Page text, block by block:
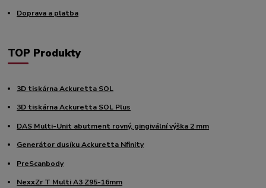
Doprava a platba
TOP Produkty
3D tiskárna Ackuretta SOL
3D tiskárna Ackuretta SOL Plus
DAS Multi-Unit abutment rovný, gingivální výška 2 mm
Generátor dusíku Ackuretta Nfinity
PreScanbody
NexxZr T Multi A3 Z95-16mm